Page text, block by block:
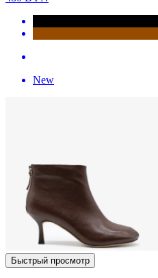
New
Быстрый просмотр